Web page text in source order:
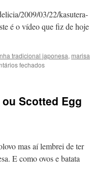
2009/03/22/kasutera-
é o vídeo que fiz de hoje
tradicional japonesa, marisa
fechadosem
Scotted Egg
mas aí lembrei de ter
E como ovos e batata